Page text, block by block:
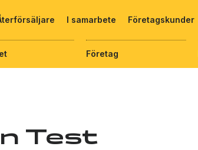
I samarbete Företagskunder
Företag
Test